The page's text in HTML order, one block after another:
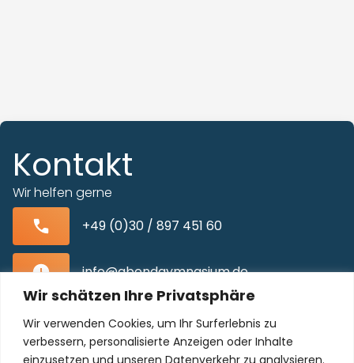
Wir schätzen Ihre Privatsphäre
Wir verwenden Cookies, um Ihr Surferlebnis zu
verbessern, personalisierte Anzeigen oder Inhalte
einzusetzen und unseren Datenverkehr zu analysieren.
Kontakt
Wir helfen gerne
+49 (0)30 / 897 451 60
info@abendgymnasium.de
Blissestraße 22, 10713 Berlin-Wilmersdorf